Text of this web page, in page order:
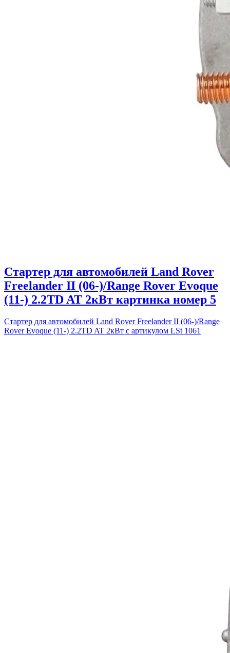
Стартер для автомобилей Land Rover
Freelander II (06-)/Range Rover Evoque
(11-) 2.2TD AT 2кВт картинка номер 5
Стартер для автомобилей Land Rover Freelander II (06-)/Range
Rover Evoque (11-) 2.2TD AT 2кВт с артикулом LSt 1061